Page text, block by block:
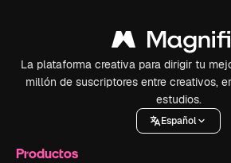
La plataforma creativa para dirigir tu
millón de suscriptores entre creativos,
estudios.
Español
Productos